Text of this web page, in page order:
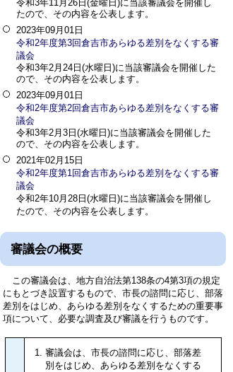
令和3年11月26日(金曜日)に当該審議会を開催し
たので、その内容を公表します。
2023年09月01日
令和2年度第3回倉吉市あらゆる差別をなくする審
議会
令和3年2月24日(水曜日)に当該審議会を開催した
ので、その内容を公表します。
2023年09月01日
令和2年度第2回倉吉市あらゆる差別をなくする審
議会
令和3年2月3日(水曜日)に当該審議会を開催した
ので、その内容を公表します。
2021年02月15日
令和2年度第1回倉吉市あらゆる差別をなくする審
議会
令和2年10月28日(水曜日)に当該審議会を開催し
たので、その内容を公表します。
審議会の概要
この審議会は、地方自治法第138条の4第3項の規定
にもとづき設置するもので、市長の諮問に応じ、部落
差別をはじめ、あらゆる差別をなくするための重要事
項について、必要な調査及び審議を行うものです。
審議会は、市長の諮問に応じ、部落差
別をはじめ、あらゆる差別をなくする